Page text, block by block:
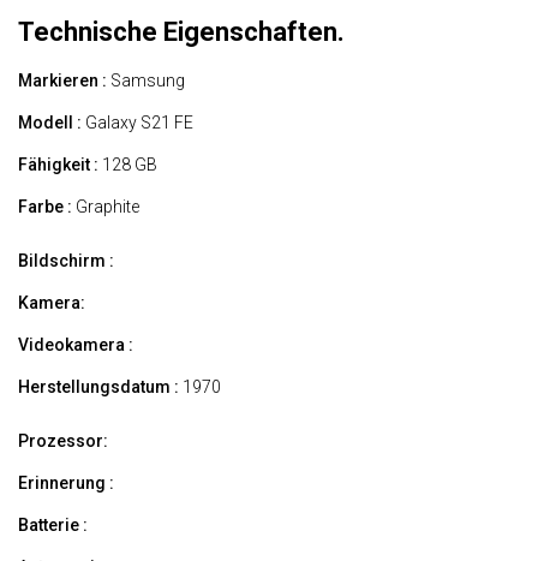
Technische Eigenschaften.
Markieren : Samsung
Modell : Galaxy S21 FE
Fähigkeit : 128 GB
Farbe : Graphite
Bildschirm :
Kamera:
Videokamera :
Herstellungsdatum : 1970
Prozessor:
Erinnerung :
Batterie :